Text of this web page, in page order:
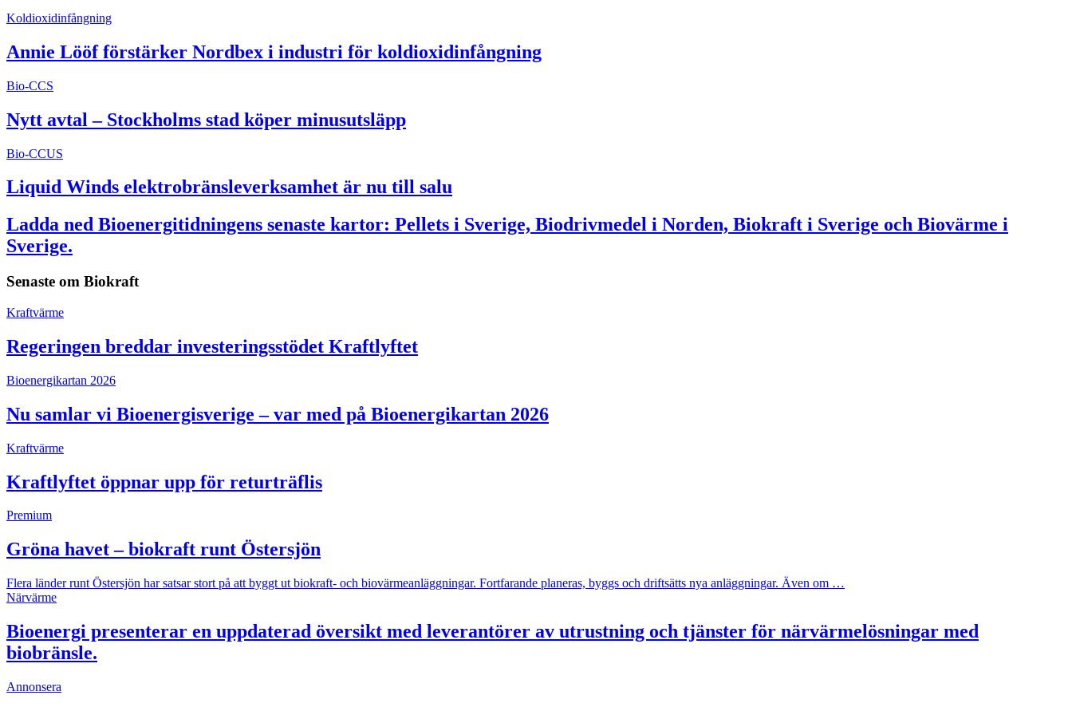
Koldioxidinfångning
Annie Lööf förstärker Nordbex i industri för koldioxidinfångning
Bio-CCS
Nytt avtal – Stockholms stad köper minusutsläpp
Bio-CCUS
Liquid Winds elektrobränsleverksamhet är nu till salu
Ladda ned Bioenergitidningens senaste kartor: Pellets i Sverige, Biodrivmedel i Norden, Biokraft i Sverige och Biovärme i
Sverige.
Senaste om Biokraft
Kraftvärme
Regeringen breddar investeringsstödet Kraftlyftet
Bioenergikartan 2026
Nu samlar vi Bioenergisverige – var med på Bioenergikartan 2026
Kraftvärme
Kraftlyftet öppnar upp för returträflis
Premium
Gröna havet – biokraft runt Östersjön
Flera länder runt Östersjön har satsar stort på att byggt ut biokraft- och biovärmeanläggningar. Fortfarande planeras, byggs och driftsätts nya anläggningar. Även om …
Närvärme
Bioenergi presenterar en uppdaterad översikt med leverantörer av utrustning och tjänster för närvärmelösningar med
biobränsle.
Annonsera